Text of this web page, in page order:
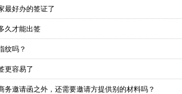
最好办的签证了
久才能出签
纹吗？
更容易了
务邀请函之外，还需要邀请方提供别的材料吗？